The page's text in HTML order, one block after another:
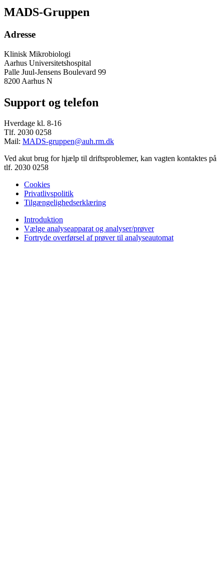
MADS-Gruppen
Adresse
Klinisk Mikrobiologi
Aarhus Universitetshospital
Palle Juul-Jensens Boulevard 99
8200 Aarhus N
Support og telefon
Hverdage kl. 8-16
Tlf. 2030 0258
Mail: MADS-gruppen@auh.rm.dk
Ved akut brug for hjælp til driftsproblemer, kan vagten kontaktes på
tlf. 2030 0258
Cookies
Privatlivspolitik
Tilgængelighedserklæring
Introduktion
Vælge analyseapparat og analyser/prøver
Fortryde overførsel af prøver til analyseautomat